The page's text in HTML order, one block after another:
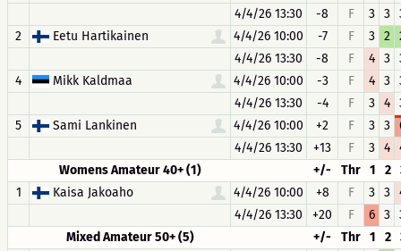
4/4/26 13:30
-8 F 3 3
2
Eetu Hartikainen 4/4/26 10:00 -7 F 3 2
4/4/26 13:30
-8 F 4 3
4
Mikk Kaldmaa 4/4/26 10:00 -3 F 4 3
4/4/26 13:30
-4 F 3 4
5
Sami Lankinen 4/4/26 10:00 +2 F 3 3
4/4/26 13:30
+13 F 3 4
Womens Amateur 40+ (1)
+/- Thr 1 2
1
Kaisa Jakoaho 4/4/26 10:00 +8 F 3 3
4/4/26 13:30
+20 F 6 3
Mixed Amateur 50+ (5)
+/- Thr 1 2